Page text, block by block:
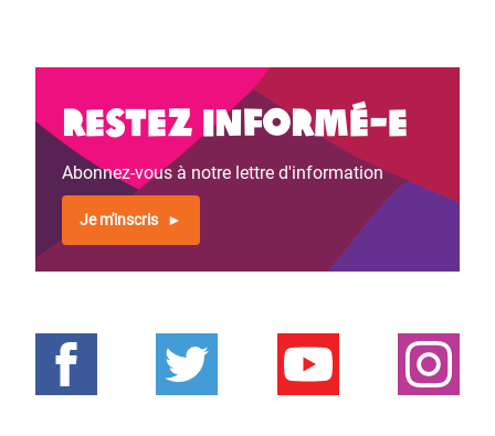
Restez informé-e
Abonnez-vous à notre lettre d'information
Je m'inscris